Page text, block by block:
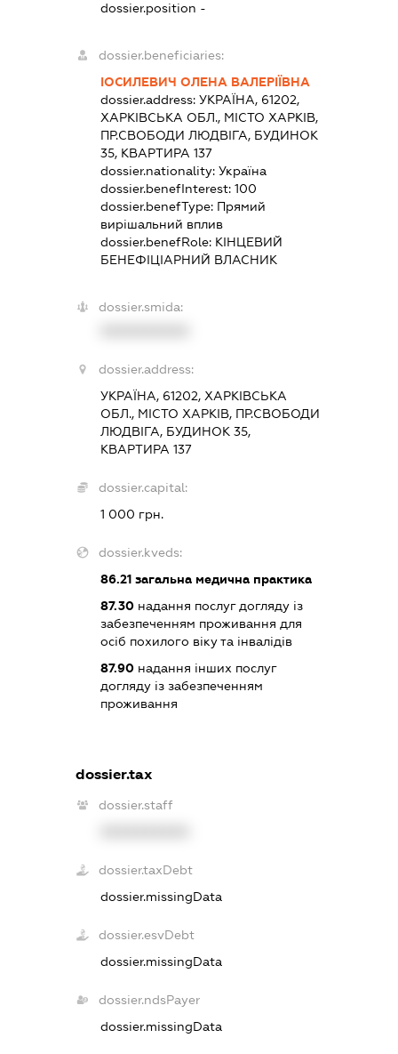
dossier.position -
dossier.beneficiaries:
ІОСИЛЕВИЧ ОЛЕНА ВАЛЕРІЇВНА
dossier.address:УКРАЇНА, 61202,
ХАРКІВСЬКА ОБЛ., МІСТО ХАРКІВ,
ПР.СВОБОДИ ЛЮДВІГА, БУДИНОК
35, КВАРТИРА 137
dossier.nationality:Україна
dossier.benefInterest:100
dossier.benefType: Прямий
вирішальний вплив
dossier.benefRole: КІНЦЕВИЙ
БЕНЕФІЦІАРНИЙ ВЛАСНИК
dossier.smida:
dossier.address:
УКРАЇНА, 61202, ХАРКІВСЬКА
ОБЛ., МІСТО ХАРКІВ, ПР.СВОБОДИ
ЛЮДВІГА, БУДИНОК 35,
КВАРТИРА 137
dossier.capital:
1 000 грн.
dossier.kveds:
86.21 загальна медична практика
87.30 надання послуг догляду із
забезпеченням проживання для
осіб похилого віку та інвалідів
87.90 надання інших послуг
догляду із забезпеченням
проживання
dossier.tax
dossier.staff
dossier.taxDebt
dossier.missingData
dossier.esvDebt
dossier.missingData
dossier.ndsPayer
dossier.missingData